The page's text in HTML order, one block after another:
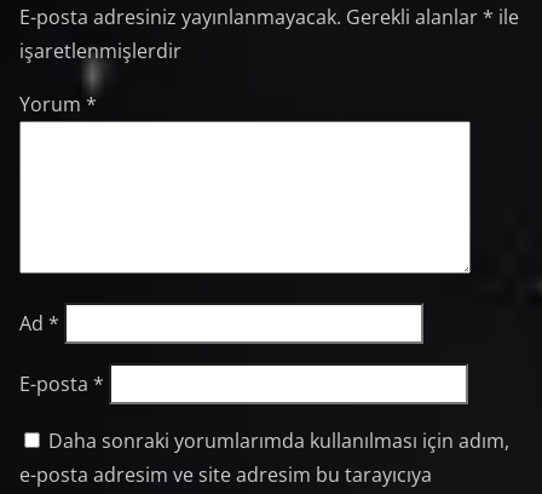
E-posta adresiniz yayınlanmayacak. Gerekli alanlar* ile
işaretlenmişlerdir
Yorum *
Ad *
E-posta *
Daha sonraki yorumlarımda kullanılması için adım,
e-posta adresim ve site adresim bu tarayıcıya